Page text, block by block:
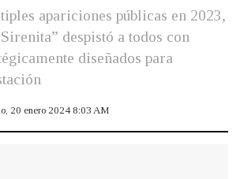
apariciones públicas en 2023,
despistó a todos con
diseñados para
20 enero 2024 8:03 AM